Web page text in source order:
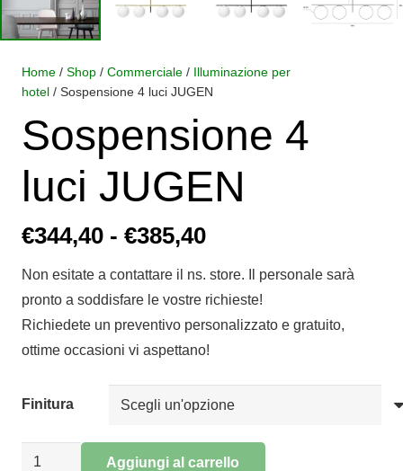
Home / Shop / Commerciale / Illuminazione per
hotel / Sospensione 4 luci JUGEN
Sospensione 4
luci JUGEN
€344,40 - €385,40Fascia
prezzo:
da
€344,40
a
€385,40
Non esitate a contattare il ns. store. Il personale sarà
pronto a soddisfare le vostre richieste!
Richiedete un preventivo personalizzato e gratuito,
ottime occasioni vi aspettano!
Finitura
Sospensione
Aggiungi al carrello